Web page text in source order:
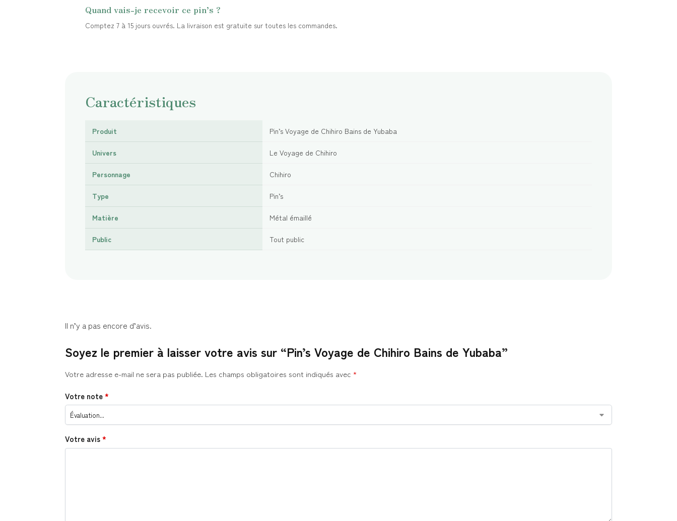
Quand vais-je recevoir ce pin’s ?
Comptez 7 à 15 jours ouvrés. La livraison est gratuite sur toutes les commandes.
Caractéristiques
Produit Pin’s Voyage de Chihiro Bains de Yubaba
Univers Le Voyage de Chihiro
Personnage Chihiro
Type Pin’s
Matière Métal émaillé
Public Tout public
Il n’y a pas encore d’avis.
Soyez le premier à laisser votre avis sur “Pin’s Voyage de Chihiro Bains de Yubaba”
Votre adresse e-mail ne sera pas publiée. Les champs obligatoires sont indiqués avec *
Votre note*
Votre avis*